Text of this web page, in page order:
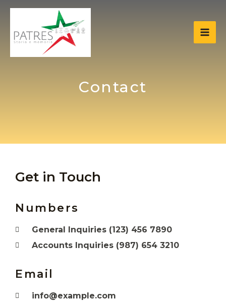
Vai
contenuto
Contact
Get in Touch
Numbers
General Inquiries (123) 456 7890
Accounts Inquiries (987) 654 3210
Email
info@example.com